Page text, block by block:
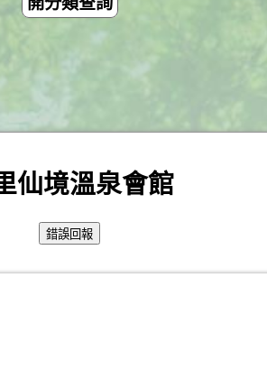
仙境溫泉會館